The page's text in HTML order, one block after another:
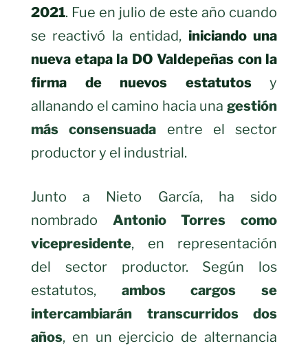
2021. Fue en julio de este año cuando
se reactivó la entidad, iniciando una
nueva etapa la DO Valdepeñas con la
firma de nuevos estatutosy
allanando el camino hacia una gestión
más consensuada entre el sector
productor y el industrial.
Junto a Nieto García, ha sido
nombrado Antonio Torres como
vicepresidente, en representación
del sector productor. Según los
estatutos, ambos cargos se
intercambiarán transcurridos dos
años, en un ejercicio de alternancia